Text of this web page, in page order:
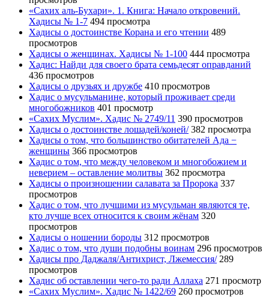
«Сахих аль-Бухари». 1. Книга: Начало откровений.
Хадисы № 1-7 494 просмотра
Хадисы о достоинстве Корана и его чтении 489
просмотров
Хадисы о женщинах. Хадисы № 1-100 444 просмотра
Хадис: Найди для своего брата семьдесят оправданий
436 просмотров
Хадисы о друзьях и дружбе 410 просмотров
Хадис о мусульманине, который проживает среди
многобожников 401 просмотр
«Сахих Муслим». Хадис № 2749/11 390 просмотров
Хадисы о достоинстве лошадей/коней/ 382 просмотра
Хадисы о том, что большинство обитателей Ада −
женщины 366 просмотров
Хадис о том, что между человеком и многобожием и
неверием – оставление молитвы 362 просмотра
Хадисы о произношении салавата за Пророка 337
просмотров
Хадис о том, что лучшими из мусульман являются те,
кто лучше всех относится к своим жёнам 320
просмотров
Хадисы о ношении бороды 312 просмотров
Хадис о том, что души подобны воинам 296 просмотров
Хадисы про Даджаля/Антихрист, Лжемессия/ 289
просмотров
Хадис об оставлении чего-то ради Аллаха 271 просмотр
«Сахих Муслим». Хадис № 1422/69 260 просмотров